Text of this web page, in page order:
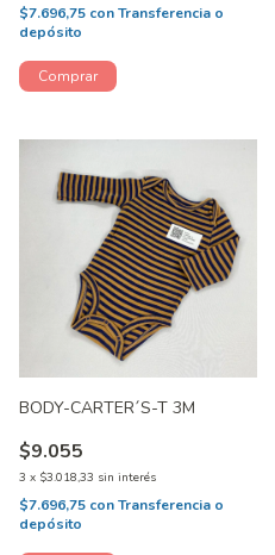
$7.696,75 conTransferencia o
depósito
BODY-CARTER´S-T 3M
$9.055
3 x $3.018,33 sin interés
$7.696,75 conTransferencia o
depósito